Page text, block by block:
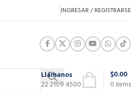
INGRESAR / REGISTRARSE
Llámanos
22 2109 4500
0 items
$0.00